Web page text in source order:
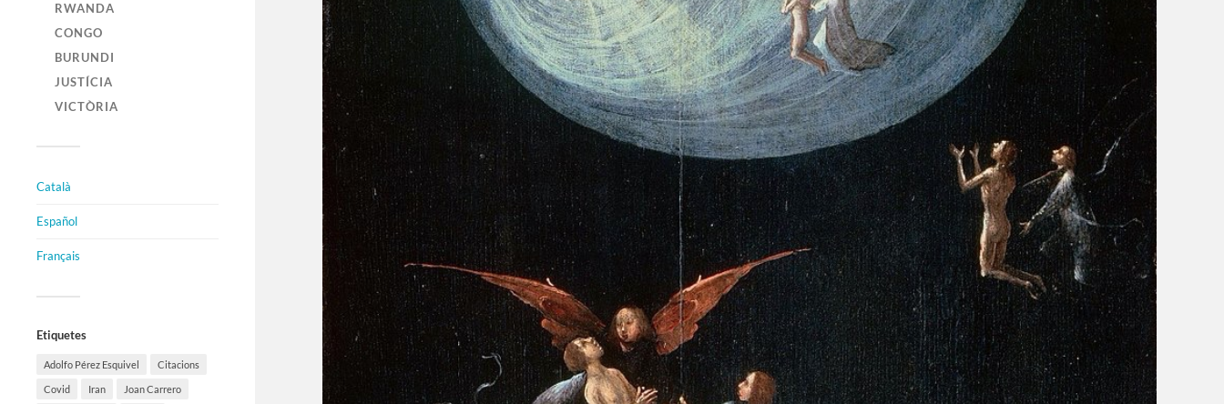
RWANDA
CONGO
BURUNDI
JUSTÍCIA
VICTÒRIA
Català
Español
Français
Etiquetes
Adolfo Pérez Esquivel Citacions
Covid Iran Joan Carrero